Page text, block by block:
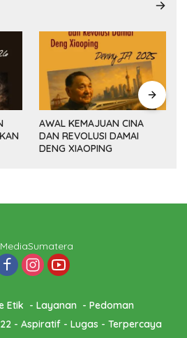
AWAL KEMAJUAN CINA
DAN REVOLUSI DAMAI
DENG XIAOPING
Etik Layanan
Pedoman
- Aspiratif - Lugas - Terpercaya